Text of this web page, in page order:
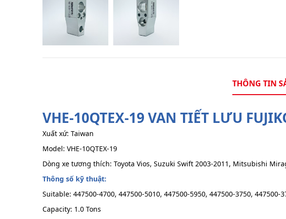
THÔNG TIN
VHE-10QTEX-19 VAN TIẾT LƯU
Xuất xứ: Taiwan
Model: VHE-10QTEX-19
Dòng xe tương thích: Toyota Vios, Suzuki Swift 2003-2011, Mitsubishi
Thông số kỹ thuật:
Suitable: 447500-4700, 447500-5010, 447500-5950, 447500-3750, 447500-
Capacity: 1.0 Tons